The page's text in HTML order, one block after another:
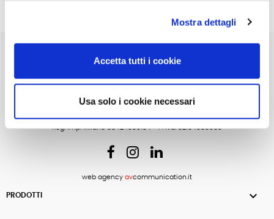
Mostra dettagli
Accetta tutti i cookie
Usa solo i cookie necessari
Copyright © 2026 Novavision Group SpA
Cap. soc. € 1.000.000,00 i.v. R.E.A. MI1222177
Reg. Imp. Milano 08424050154 - P. Iva: 02164550960
web agency avcommunication.it
PRODOTTI 